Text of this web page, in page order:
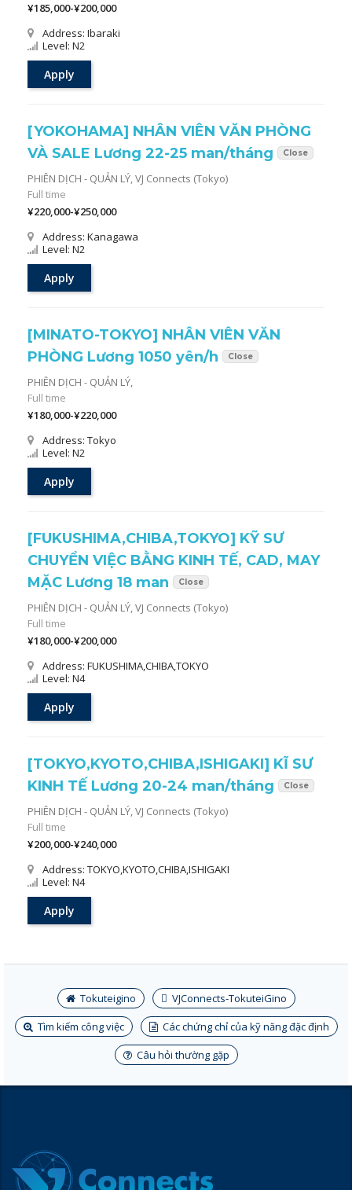
¥185,000-¥200,000
Address: Ibaraki
Level: N2
Apply
[YOKOHAMA] NHÂN VIÊN VĂN PHÒNG
VÀ SALE Lương 22-25 man/tháng
Close
PHIÊN DỊCH - QUẢN LÝ,VJ Connects (Tokyo)
Full time
¥220,000-¥250,000
Address: Kanagawa
Level: N2
Apply
[MINATO-TOKYO] NHÂN VIÊN VĂN
PHÒNG Lương 1050 yên/h
Close
PHIÊN DỊCH - QUẢN LÝ,
Full time
¥180,000-¥220,000
Address: Tokyo
Level: N2
Apply
[FUKUSHIMA,CHIBA,TOKYO] KỸ SƯ
CHUYỂN VIỆC BẰNG KINH TẾ, CAD, MAY
MẶC Lương 18 man
Close
PHIÊN DỊCH - QUẢN LÝ,VJ Connects (Tokyo)
Full time
¥180,000-¥200,000
Address: FUKUSHIMA,CHIBA,TOKYO
Level: N4
Apply
[TOKYO,KYOTO,CHIBA,ISHIGAKI] KĨ SƯ
KINH TẾ Lương 20-24 man/tháng
Close
PHIÊN DỊCH - QUẢN LÝ,VJ Connects (Tokyo)
Full time
¥200,000-¥240,000
Address: TOKYO,KYOTO,CHIBA,ISHIGAKI
Level: N4
Apply
Tokuteigino
VJConnects-TokuteiGino
Tìm kiếm công việc
Các chứng chỉ của kỹ năng đặc định
Câu hỏi thường gặp